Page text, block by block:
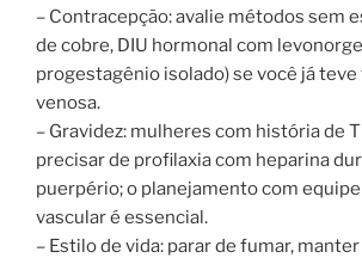
– Contracepção: avalie métodos sem
de cobre, DIU hormonal com
progestagênio isolado) se você já
venosa.
– Gravidez: mulheres com história de
precisar de profilaxia com heparina
puerpério; o planejamento com
vascular é essencial.
– Estilo de vida: parar de fumar,